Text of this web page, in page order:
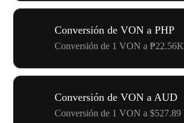
Conversión de VON a PHP
Conversión de 1 VON a ₱22.56K
Conversión de VON a AUD
Conversión de 1 VON a $527.89